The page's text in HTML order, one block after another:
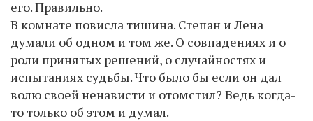
его. Правильно.
В комнате повисла тишина. Степан и Лена
думали об одном и том же. О совпадениях и о
роли принятых решений, о случайностях и
испытаниях судьбы. Что было бы если он дал
волю своей ненависти и отомстил? Ведь когда-
то только об этом и думал.